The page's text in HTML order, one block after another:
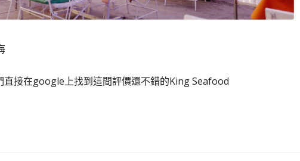
接在google上找到這間評價還不錯的King Seafood